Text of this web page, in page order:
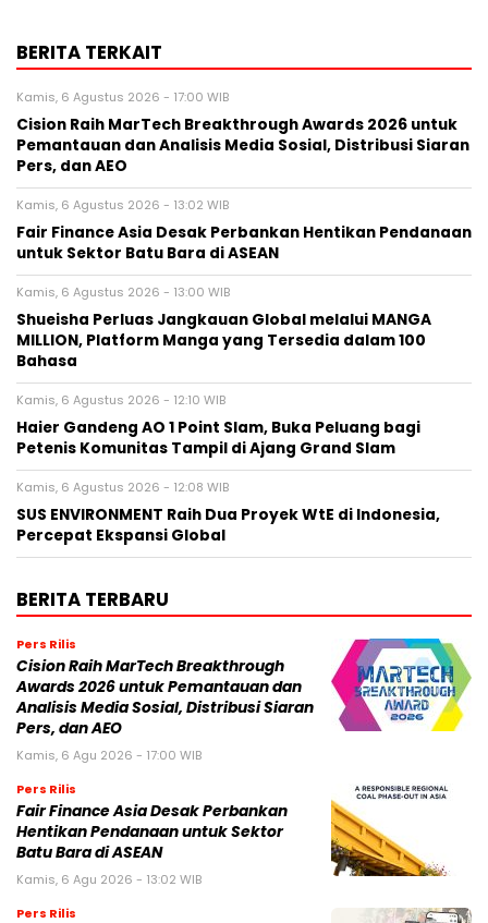
BERITA TERKAIT
Kamis, 6 Agustus 2026 - 17:00 WIB
Cision Raih MarTech Breakthrough Awards 2026 untuk
Pemantauan dan Analisis Media Sosial, Distribusi Siaran
Pers, dan AEO
Kamis, 6 Agustus 2026 - 13:02 WIB
Fair Finance Asia Desak Perbankan Hentikan Pendanaan
untuk Sektor Batu Bara di ASEAN
Kamis, 6 Agustus 2026 - 13:00 WIB
Shueisha Perluas Jangkauan Global melalui MANGA
MILLION, Platform Manga yang Tersedia dalam 100
Bahasa
Kamis, 6 Agustus 2026 - 12:10 WIB
Haier Gandeng AO 1 Point Slam, Buka Peluang bagi
Petenis Komunitas Tampil di Ajang Grand Slam
Kamis, 6 Agustus 2026 - 12:08 WIB
SUS ENVIRONMENT Raih Dua Proyek WtE di Indonesia,
Percepat Ekspansi Global
BERITA TERBARU
Pers Rilis
Cision Raih MarTech Breakthrough
Awards 2026 untuk Pemantauan dan
Analisis Media Sosial, Distribusi Siaran
Pers, dan AEO
Kamis, 6 Agu 2026 - 17:00 WIB
Pers Rilis
Fair Finance Asia Desak Perbankan
Hentikan Pendanaan untuk Sektor
Batu Bara di ASEAN
Kamis, 6 Agu 2026 - 13:02 WIB
Pers Rilis